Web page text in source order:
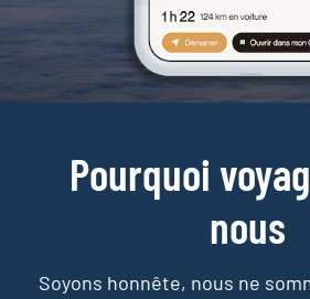
Pourquoi
nous
Soyons honnête, nous ne